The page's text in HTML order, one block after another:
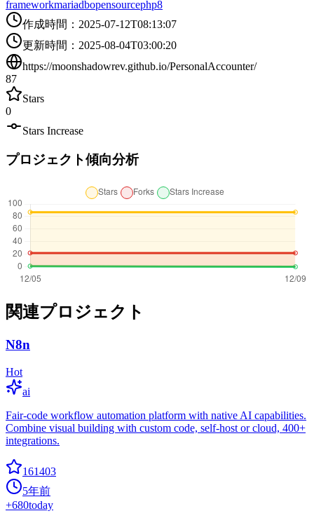
frameworkmariadbopensourcephp8
作成時間 ： 2025-07-12T08:13:07
更新時間 ： 2025-08-04T03:00:20
https://moonshadowrev.github.io/PersonalAccounter/
87
Stars
0
Stars Increase
プロジェクト傾向分析
関連プロジェクト
N8n
Hot
ai
Fair-code workflow automation platform with native AI capabilities.
Combine visual building with custom code, self-host or cloud, 400+
integrations.
161403
5年前
+680today